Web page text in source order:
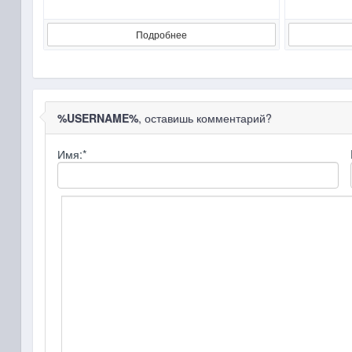
Подробнее
%USERNAME%, оставишь комментарий?
Имя:*